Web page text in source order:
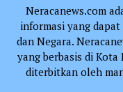
Neracanews.com
informasi yang
dan Negara.
yang berbasis di
diterbitkan oleh